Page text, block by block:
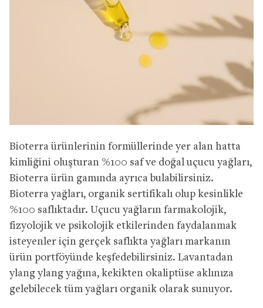
Bioterra ürünlerinin formüllerinde yer alan hatta
kimliğini oluşturan %100 saf ve doğal uçucu yağları,
Bioterra ürün gamında ayrıca bulabilirsiniz.
Bioterra yağları, organik sertifikalı olup kesinlikle
%100 saflıktadır. Uçucu yağların farmakolojik,
fizyolojik ve psikolojik etkilerinden faydalanmak
isteyenler için gerçek saflıkta yağları markanın
ürün portföyünde keşfedebilirsiniz. Lavantadan
ylang ylang yağına, kekikten okaliptüse aklınıza
gelebilecek tüm yağları organik olarak sunuyor.